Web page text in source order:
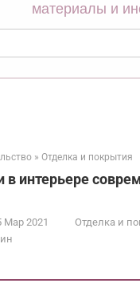
материалы и
» Отделка и покрытия
интерьере
Мар 2021
Отделка и